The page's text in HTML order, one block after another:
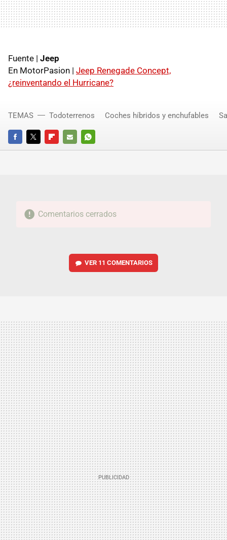
Fuente | Jeep
En MotorPasion | Jeep Renegade Concept,
¿reinventando el Hurricane?
FACEBOOKTWITTERFLIPBOARD
E-
WHATSAPP
TEMAS Todoterrenos Coches híbridos y enchufables
Comentarios cerrados
VER 11 COMENTARIOS